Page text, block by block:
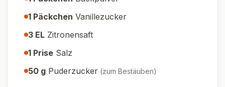
1 Päckchen Vanillezucker
3 EL Zitronensaft
1 Prise Salz
50 g Puderzucker (zum Bestäuben)